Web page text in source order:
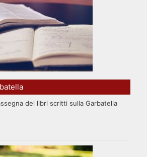
dei libri scritti sulla Garbatella